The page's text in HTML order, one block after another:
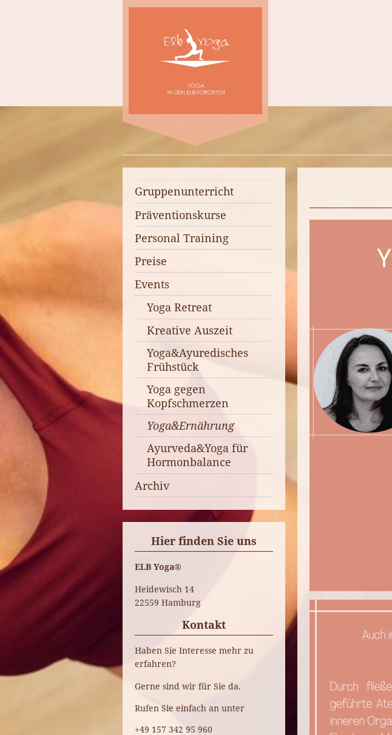
Gruppenunterricht
Präventionskurse
Personal Training
Preise
Events
Yoga Retreat
Kreative Auszeit
Yoga&Ayuredisches
Frühstück
Yoga gegen
Kopfschmerzen
Yoga&Ernährung
Ayurveda&Yoga für
Hormonbalance
Archiv
Hier finden Sie uns
ELB Yoga®
Heidewisch 14
22559 Hamburg
Kontakt
Haben Sie Interesse mehr zu
erfahren?
Gerne sind wir für Sie da.
Rufen Sie einfach an unter
+49 157 342 95 960